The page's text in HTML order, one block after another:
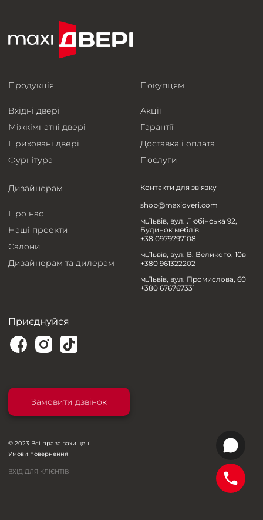
Продукція
Вхідні двері
Міжкімнатні двері
Приховані двері
Фурнітура
Покупцям
Акції
Гарантії
Доставка і оплата
Послуги
Дизайнерам
Про нас
Наші проекти
Салони
Дизайнерам та дилерам
Контакти для зв’язку
shop@maxidveri.com
м.Львів, вул. Любінська 92,
Будинок меблів
+38 0979797108
м.Львів, вул. В. Великого, 10в
+380 961322202
м.Львів, вул. Промислова, 60
+380 676767331
Приєднуйся
Замовити дзвінок
© 2023 Всі права захищені
Умови повернення
ВХІД ДЛЯ КЛІЄНТІВ